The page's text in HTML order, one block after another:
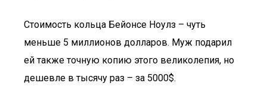
Стоимость кольца Бейонсе Ноулз – чуть
меньше 5 миллионов долларов. Муж подарил
ей также точную копию этого великолепия, но
дешевле в тысячу раз – за 5000$.